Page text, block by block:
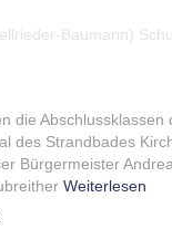
Baumann)
die
des Strandbades
Bürgermeister
Weiterlesen